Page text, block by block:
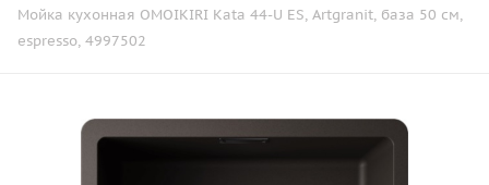
Мойка кухонная OMOIKIRI Kata 44-U ES, Artgranit, база 50 см,
espresso, 4997502